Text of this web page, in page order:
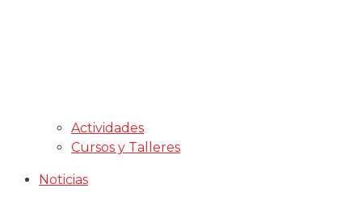
Actividades
Cursos y Talleres
Noticias